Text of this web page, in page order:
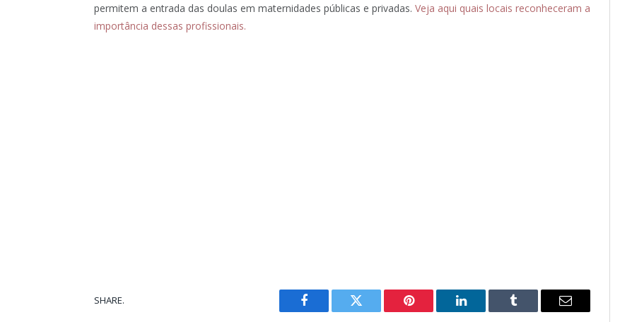
permitem a entrada das doulas em maternidades públicas e privadas. Veja aqui quais locais reconheceram a
importância dessas profissionais.
SHARE.
Facebook Twitter Pinterest LinkedIn Tumblr Email